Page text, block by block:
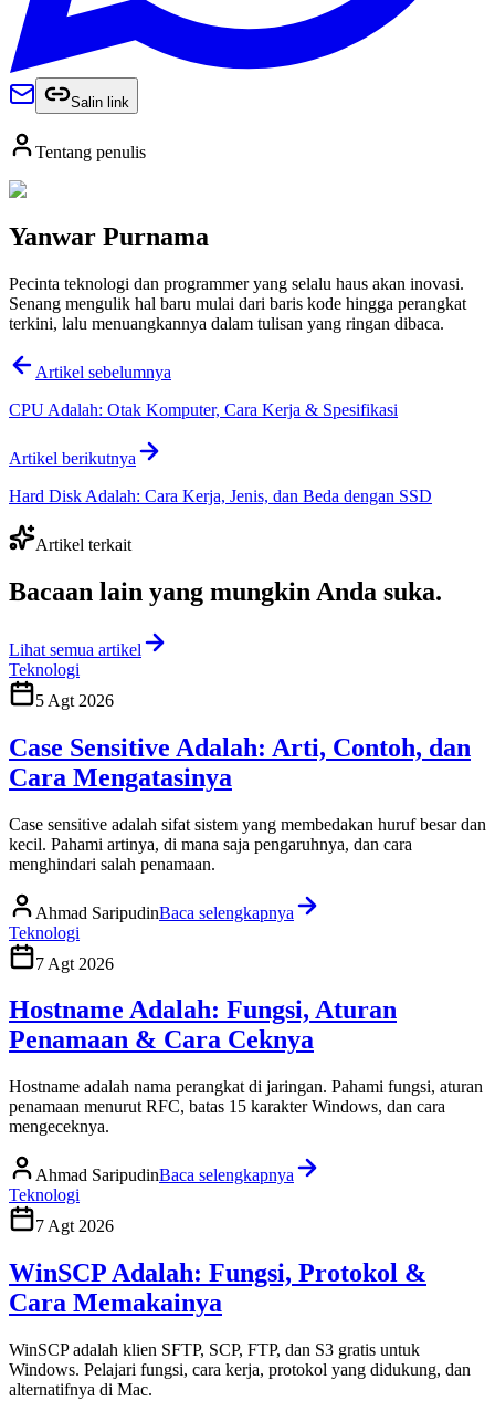
Salin link
Tentang penulis
Yanwar Purnama
Pecinta teknologi dan programmer yang selalu haus akan inovasi.
Senang mengulik hal baru mulai dari baris kode hingga perangkat
terkini, lalu menuangkannya dalam tulisan yang ringan dibaca.
Artikel sebelumnya
CPU Adalah: Otak Komputer, Cara Kerja & Spesifikasi
Artikel berikutnya
Hard Disk Adalah: Cara Kerja, Jenis, dan Beda dengan SSD
Artikel terkait
Bacaan lain yang mungkin Anda suka.
Lihat semua artikel
Teknologi
5 Agt 2026
Case Sensitive Adalah: Arti, Contoh, dan
Cara Mengatasinya
Case sensitive adalah sifat sistem yang membedakan huruf besar dan
kecil. Pahami artinya, di mana saja pengaruhnya, dan cara
menghindari salah penamaan.
Ahmad SaripudinBaca selengkapnya
Teknologi
7 Agt 2026
Hostname Adalah: Fungsi, Aturan
Penamaan & Cara Ceknya
Hostname adalah nama perangkat di jaringan. Pahami fungsi, aturan
penamaan menurut RFC, batas 15 karakter Windows, dan cara
mengeceknya.
Ahmad SaripudinBaca selengkapnya
Teknologi
7 Agt 2026
WinSCP Adalah: Fungsi, Protokol &
Cara Memakainya
WinSCP adalah klien SFTP, SCP, FTP, dan S3 gratis untuk
Windows. Pelajari fungsi, cara kerja, protokol yang didukung, dan
alternatifnya di Mac.